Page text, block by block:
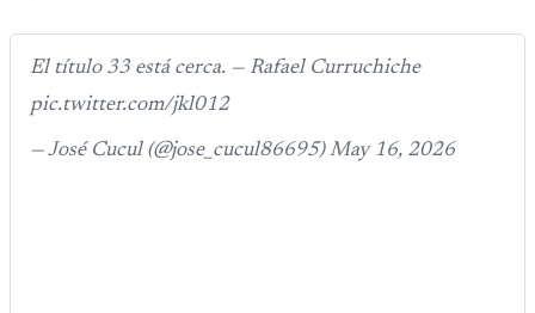
El título 33 está cerca. — Rafael Curruchiche
pic.twitter.com/jkl012
— José Cucul (@jose_cucul86695) May 16, 2026